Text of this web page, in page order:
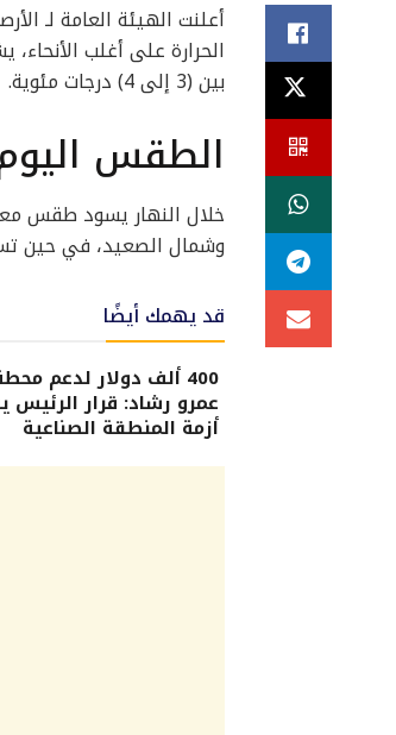
أعلنت الهيئة العامة لـ
الحرارة على أغلب
بين (3 إلى 4) درجات مئوية.
الطقس
خلال النهار يسود طقس
وشمال الصعيد، في حين
قد يهمك أيضًا
400 ألف دولار لدعم
عمرو رشاد: قرار الرئيس
أزمة المنطقة الصناعية